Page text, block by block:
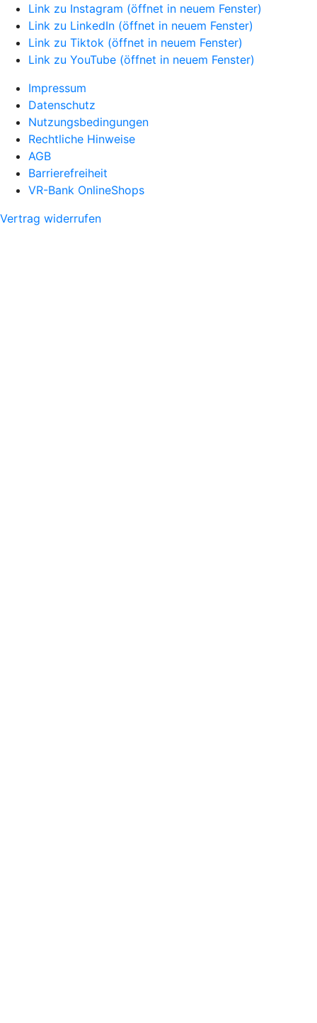
Link zu Instagram (öffnet in neuem Fenster)
Link zu LinkedIn (öffnet in neuem Fenster)
Link zu Tiktok (öffnet in neuem Fenster)
Link zu YouTube (öffnet in neuem Fenster)
Impressum
Datenschutz
Nutzungsbedingungen
Rechtliche Hinweise
AGB
Barrierefreiheit
VR-Bank OnlineShops
Vertrag widerrufen